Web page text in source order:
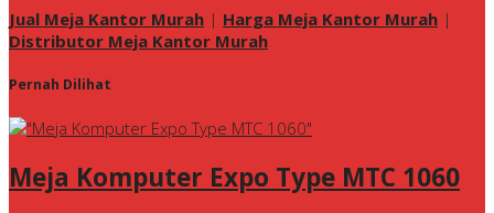
Jual Meja Kantor Murah | Harga Meja Kantor Murah |
Distributor Meja Kantor Murah
Pernah Dilihat
Meja Komputer Expo Type MTC 1060